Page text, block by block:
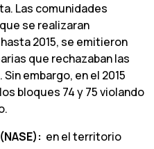
Las comunidades
se realizaran
2015, se emitieron
que rechazaban las
embargo, en el 2015
bloques 74 y 75 violando
en el territorio